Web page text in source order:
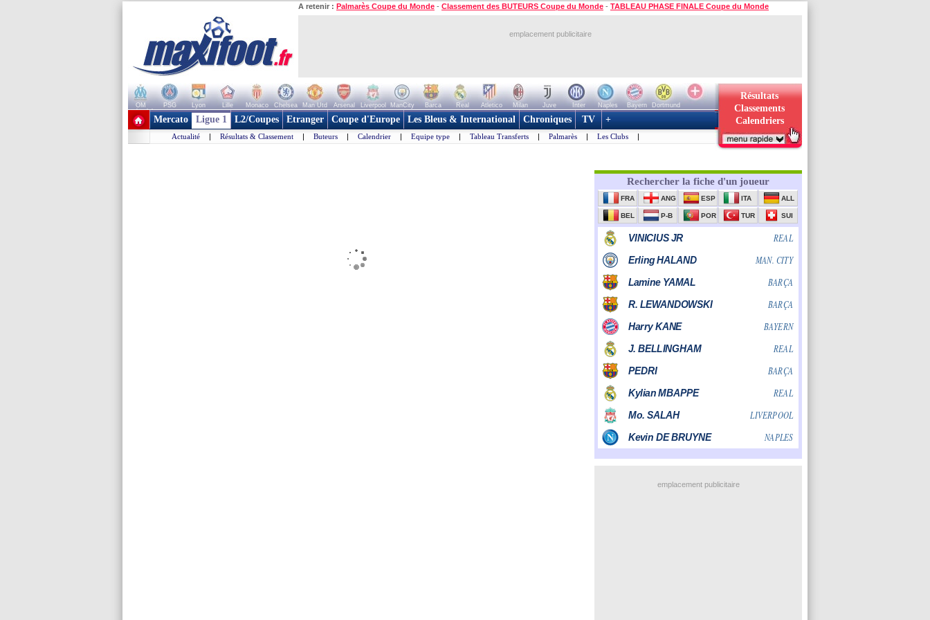
A retenir : Palmarès Coupe du Monde - Classement des BUTEURS Coupe du Monde - TABLEAU PHASE FINALE Coupe du Monde
emplacement publicitaire
OM PSG Lyon Lille Monaco Chelsea Man Utd Arsenal Liverpool ManCity Barca Real Atletico Milan Juve Inter Naples Bayern
Dortmund
+ de clubs
Résultats
Classements
Calendriers
Mercato Ligue 1 L2/Coupes Etranger Coupe d'Europe Les Bleus & International Chroniques TV +
Actualité | Résultats & Classement | Buteurs | Calendrier | Equipe type | Tableau Transferts | Palmarès | Les Clubs |
emplacement publicitaire